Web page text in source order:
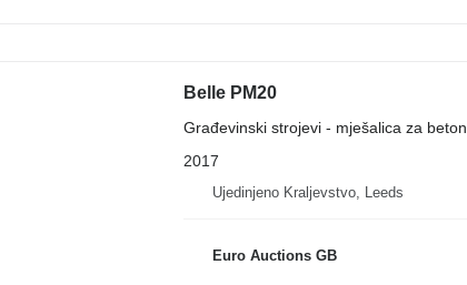
Belle PM20
Građevinski strojevi - mješalica za beton
2017
Ujedinjeno Kraljevstvo, Leeds
Euro Auctions GB